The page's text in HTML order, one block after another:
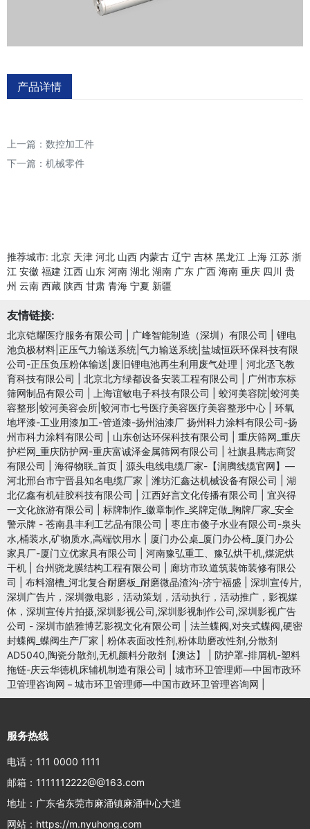
产品详情
上一篇： 数控加工件
下一篇： 机械零件
推荐城市: 北京 天津 河北 山西 内蒙古 辽宁 吉林 黑龙江 上海 江苏 浙
江 安徽 福建 江西 山东 河南 湖北 湖南 广东 广西 海南 重庆 四川 贵
州 云南 西藏 陕西 甘肃 青海 宁夏 新疆
友情链接:
北京铠耀医疗服务有限公司 广峰智能制造（深圳）有限公司
锂电
池负极材料|正压气力输送系统|气力输送系统|盐城恒跃环保科技有限
公司-正压负压粉体输送|废旧锂电池再生利用废气处理
河北丞飞教
育科技有限公司
北京北方绿都设备安装工程有限公司
广州市东标
筛网制品有限公司
上海谊敏电子科技有限公司
蛟河美容院|蛟河美
容整形|蛟河美容会所|蛟河市七号医疗美容医疗美容整形中心
环氧
地坪漆-工业用漆加工-管道漆-扬州油漆厂 扬州科力涂料有限公司-扬
州市科力涂料有限公司
山东创达环保科技有限公司
重庆筛网_重庆
护栏网_重庆防护网-重庆富诚泽金属筛网有限公司
社旗县腾志商贸
有限公司
海得物联_首页
源头电线电缆厂家-【润腾线缆官网】—
河北邢台市宁晋县知名电缆厂家
潍坊汇鑫达机械设备有限公司
湖
北亿鑫有机硅胶科技有限公司
江西好言文化传播有限公司
宜兴得
一文化旅游有限公司
标牌制作_徽章制作_奖牌定做_胸牌厂家_安全
警示牌 - 苍南县丰利工艺品有限公司
枣庄市傻子水业有限公司-泉头
水,桶装水,矿物质水,高端饮用水
厦门办公桌_厦门办公椅_厦门办公
家具厂-厦门立优家具有限公司
河南豫弘重工、豫弘烘干机,煤泥烘
干机
台州骁龙膜结构工程有限公司
廊坊市玖道筑装饰装修有限公
司
布料溜槽_河北复合耐磨板_耐磨微晶渣沟-济宁福盛
深圳宣传片,
深圳广告片，深圳微电影，活动策划，活动执行，活动推广，影视媒
体，深圳宣传片拍摄,深圳影视公司,深圳影视制作公司,深圳影视广告
公司 - 深圳市皓雅博艺影视文化有限公司
法兰蝶阀,对夹式蝶阀,硬密
封蝶阀_蝶阀生产厂家
粉体表面改性剂,粉体助磨改性剂,分散剂
AD5040,陶瓷分散剂,无机颜料分散剂【澳达】
防护罩-排屑机-塑料
拖链-庆云华德机床辅机制造有限公司
城市环卫管理师—中国市政环
卫管理咨询网－城市环卫管理师—中国市政环卫管理咨询网
服务热线
电话：111 0000 1111
邮箱：1111112222@@163.com
地址：广东省东莞市麻涌镇麻涌中心大道
网站：https://m.nyuhong.com